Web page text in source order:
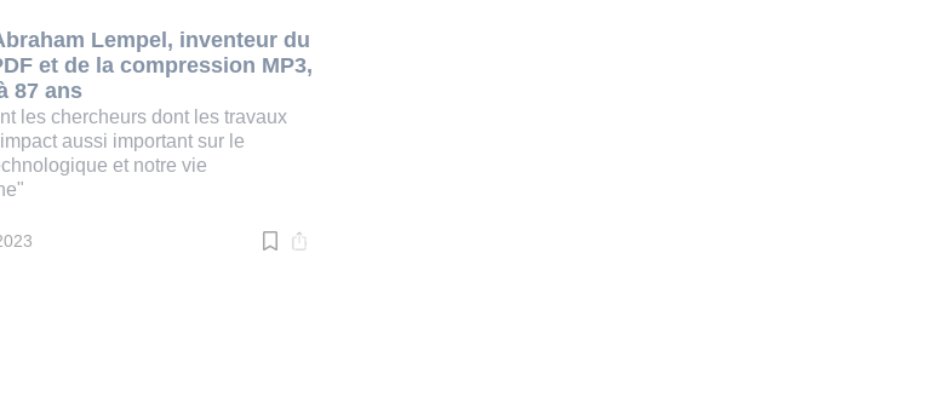
Lempel, inventeur du
et de la compression MP3,
87 ans
les chercheurs dont les travaux
aussi important sur le
et notre vie